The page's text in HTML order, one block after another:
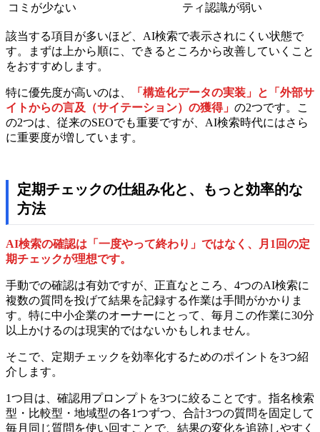
コミが少ない
ティ認識が弱い
該当する項目が多いほど、AI検索で表示されにくい状態で
す。まずは上から順に、できるところから改善していくこと
をおすすめします。
特に優先度が高いのは、
「構造化データの実装」と「外部サ
イトからの言及（サイテーション）の獲得」 の2つです。こ
の2つは、従来のSEOでも重要ですが、AI検索時代にはさら
に重要度が増しています。
定期チェックの仕組み化と、もっと効率的な
方法
AI検索の確認は「一度やって終わり」ではなく、月1回の定
期チェックが理想です。
手動での確認は有効ですが、正直なところ、4つのAI検索に
複数の質問を投げて結果を記録する作業は手間がかかりま
す。特に中小企業のオーナーにとって、毎月この作業に30分
以上かけるのは現実的ではないかもしれません。
そこで、定期チェックを効率化するためのポイントを3つ紹
介します。
1つ目は、確認用プロンプトを3つに絞ることです。指名検索
型・比較型・地域型の各1つずつ、合計3つの質問を固定して
毎月同じ質問を使い回すことで、結果の変化を追跡しやすく